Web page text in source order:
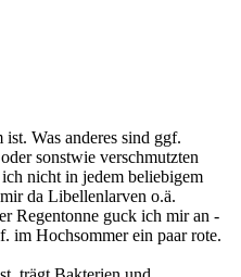
Was anderes sind ggf.
sonstwie verschmutzten
nicht in jedem beliebigem
da Libellenlarven o.ä.
Regentonne guck ich mir an -
im Hochsommer ein paar rote.